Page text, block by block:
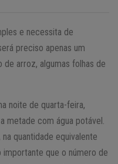
e necessita de
preciso apenas um
de arroz, algumas folhas de
noite de quarta-feira,
metade com água potável.
quantidade equivalente
importante que o número de